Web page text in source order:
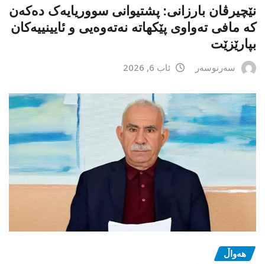
نێچیرڤان بارزانی: پشتیوانی سووریایەک دەکەن
کە مافی تەواوی پێکهاتە نەتەوەیی و ئایینییەکان
بپارێزێت
سەرنوسەر ئاب 6, 2026
هەواڵ